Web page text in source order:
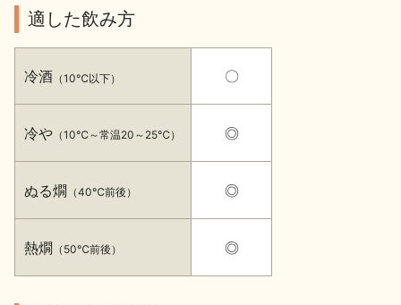
適した飲み方
冷酒 （10℃以下）
冷や （10℃～常温20～25℃）
ぬる燗 （40℃前後）
熱燗 （50℃前後）
〇
◎
◎
◎